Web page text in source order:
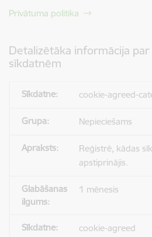
Privātuma politika
Detalizētāka informācija
sīkdatnēm
cookie-agreed-
Nepieciešams
Reģistrē, kādas
apstiprinājis.
1 mēnesis
cookie-agreed